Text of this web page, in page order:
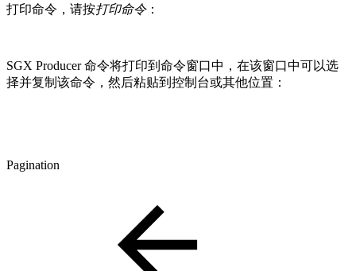
打印命令，请按打印命令：
SGX Producer 命令将打印到命令窗口中，在该窗口中可以选
择并复制该命令，然后粘贴到控制台或其他位置：
Pagination